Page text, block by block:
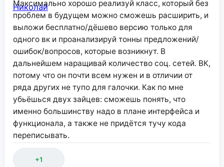
Максимально хорошо реализуй класс, который без
проблем в будущем можно сможешь расширить, и
выложи бесплатно/дёшево версию только для
одного вк и проанализируй тонны предложений/
ошибок/вопросов, которые возникнут. В
дальнейшем наращивай количество соц. сетей. ВК,
потому что он почти всем нужен и в отличии от
ряда других не тупо для галочки. Как по мне
убьёшься двух зайцев: сможешь понять, что
именно большинству надо в плане интерфейса и
функционала, а также не придётся тучу кода
переписывать.
+1